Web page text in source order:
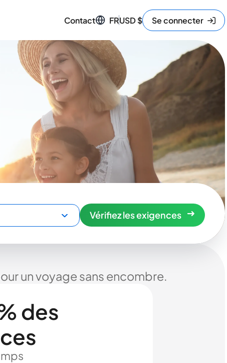
Contact FRUSD$ Se connecter
Vérifiez les exigences
un voyage sans encombre.
des